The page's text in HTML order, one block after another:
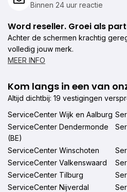
Binnen 24 uur reactie
Word reseller. Groei als
Achter de schermen krachtig
volledig jouw merk.
MEER INFO
Kom langs in een van
Altijd dichtbij: 19 vestigingen
ServiceCenter Wijk en Aalburg
ServiceCenter Dendermonde
(BE)
ServiceCenter Winschoten
ServiceCenter Valkenswaard
ServiceCenter Tilburg
ServiceCenter Nijverdal